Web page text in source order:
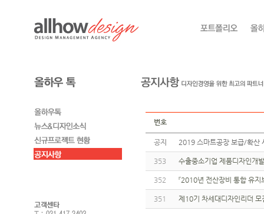
번호
공지 2019 스마트공장 보급/확
353 수출중소기업 제품디자인개
352 『2010년 전산장비 통합 유
351 제10기 차세대디자인리더